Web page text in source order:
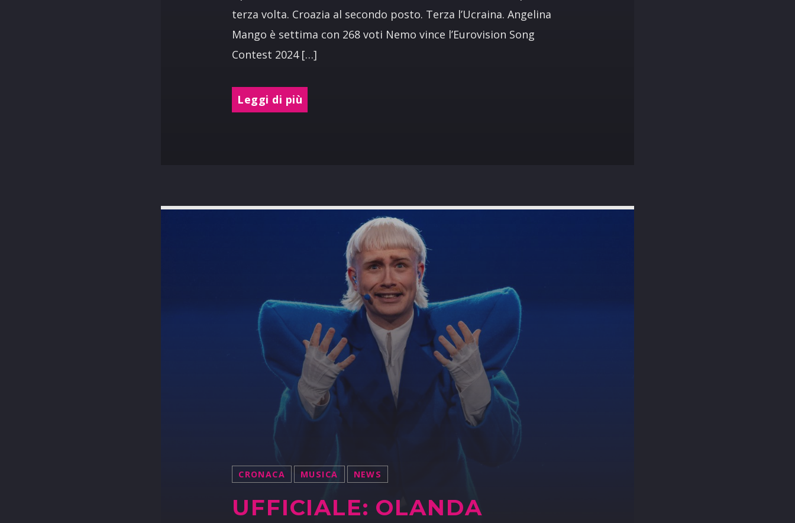
terza volta. Croazia al secondo posto. Terza l’Ucraina. Angelina
Mango è settima con 268 voti Nemo vince l’Eurovision Song
Contest 2024 […]
Leggi di più
CRONACA MUSICA NEWS
UFFICIALE: OLANDA